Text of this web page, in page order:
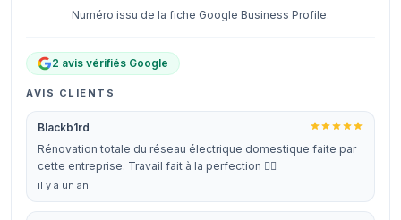
Numéro issu de la fiche Google Business Profile.
2 avis vérifiés Google
AVIS CLIENTS
Blackb1rd
Rénovation totale du réseau électrique domestique faite par
cette entreprise. Travail fait à la perfection 👍🏼
il y a un an